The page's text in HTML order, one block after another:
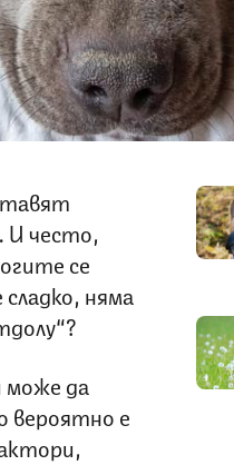
И често,
се
няма
може да
вероятно е